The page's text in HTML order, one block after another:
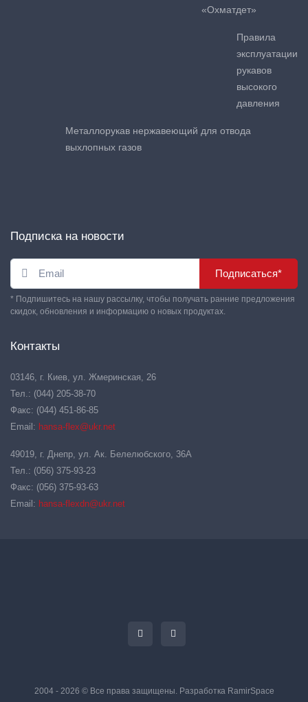
«Охматдет»
Правила
эксплуатации
рукавов
высокого
давления
Металлорукав нержавеющий для отвода
выхлопных газов
Подписка на новости
Подписаться*
* Подпишитесь на нашу рассылку, чтобы получать ранние предложения
скидок, обновления и информацию о новых продуктах.
Контакты
03146, г. Киев, ул. Жмеринская, 26
Тел.: (044) 205-38-70
Факс: (044) 451-86-85
Email: hansa-flex@ukr.net
49019, г. Днепр, ул. Ак. Белелюбского, 36А
Тел.: (056) 375-93-23
Факс: (056) 375-93-63
Email: hansa-flexdn@ukr.net
2004 - 2026 © Все права защищены. Разработка RamirSpace